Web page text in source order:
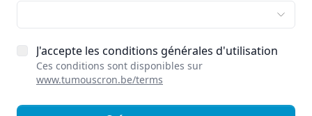
J'accepte les conditions générales d'utilisation
Ces conditions sont disponibles sur
www.tumouscron.be/terms